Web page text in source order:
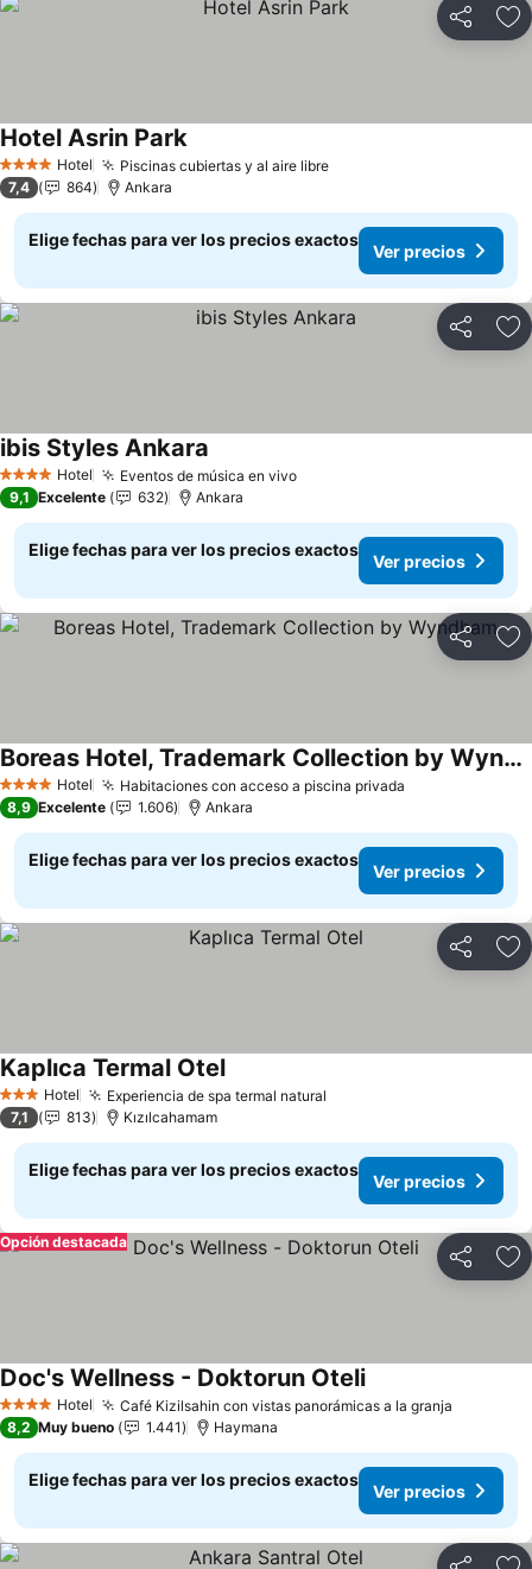
Compartir
4 EstrellasHotel Piscinas cubiertas y al aire libreVer precios
Hotel Asrin ParkVer precios
7,4 864 Ankara
Elige fechas para ver los precios exactos
Ver precios
Compartir
4 EstrellasHotel Eventos de música en vivoVer precios
ibis Styles Ankara
9,1 Excelente 632 Ankara
Elige fechas para ver los precios exactos
Ver precios
Compartir
4 EstrellasHotel Habitaciones con acceso a piscina privada
Boreas Hotel, Trademark Collection by Wyndham
Ver precios
8,9 Excelente 1.606 Ankara
Elige fechas para ver los precios exactos
Ver precios
Compartir
3 Estrellas
Hotel Experiencia de spa termal natural
Kaplıca Termal OtelVer precios
7,1 813 Kızılcahamam
Elige fechas para ver los precios exactos
Ver precios
Compartir
Opción destacada
4 EstrellasHotel Café Kizilsahin con vistas panorámicas a la granja
Doc's Wellness - Doktorun OteliVer precios
8,2 Muy bueno 1.441 Haymana
Elige fechas para ver los precios exactos
Ver precios